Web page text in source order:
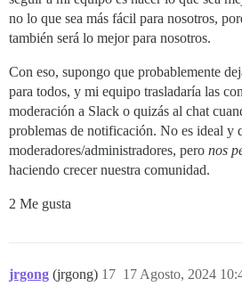
no lo que sea más fácil para nosotros,
también será lo mejor para nosotros.
Con eso, supongo que probablemente
para todos, y mi equipo trasladaría las
moderación a Slack o quizás al chat
problemas de notificación. No es ideal y
moderadores/administradores, pero nos
haciendo crecer nuestra comunidad.
2 Me gusta
jrgong (jrgong) 17 Agosto, 2024
17